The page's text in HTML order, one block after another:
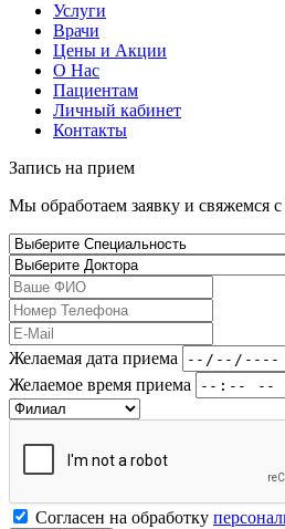
Услуги
Врачи
Цены и Акции
О Нас
Пациентам
Личный кабинет
Контакты
Запись на прием
Мы обработаем заявку и свяжемся
Желаемая дата приема
Желаемое время приема
Согласен на обработку